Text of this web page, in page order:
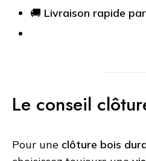
🚚 Livraison rapide
Le conseil
Pour une clôture bois